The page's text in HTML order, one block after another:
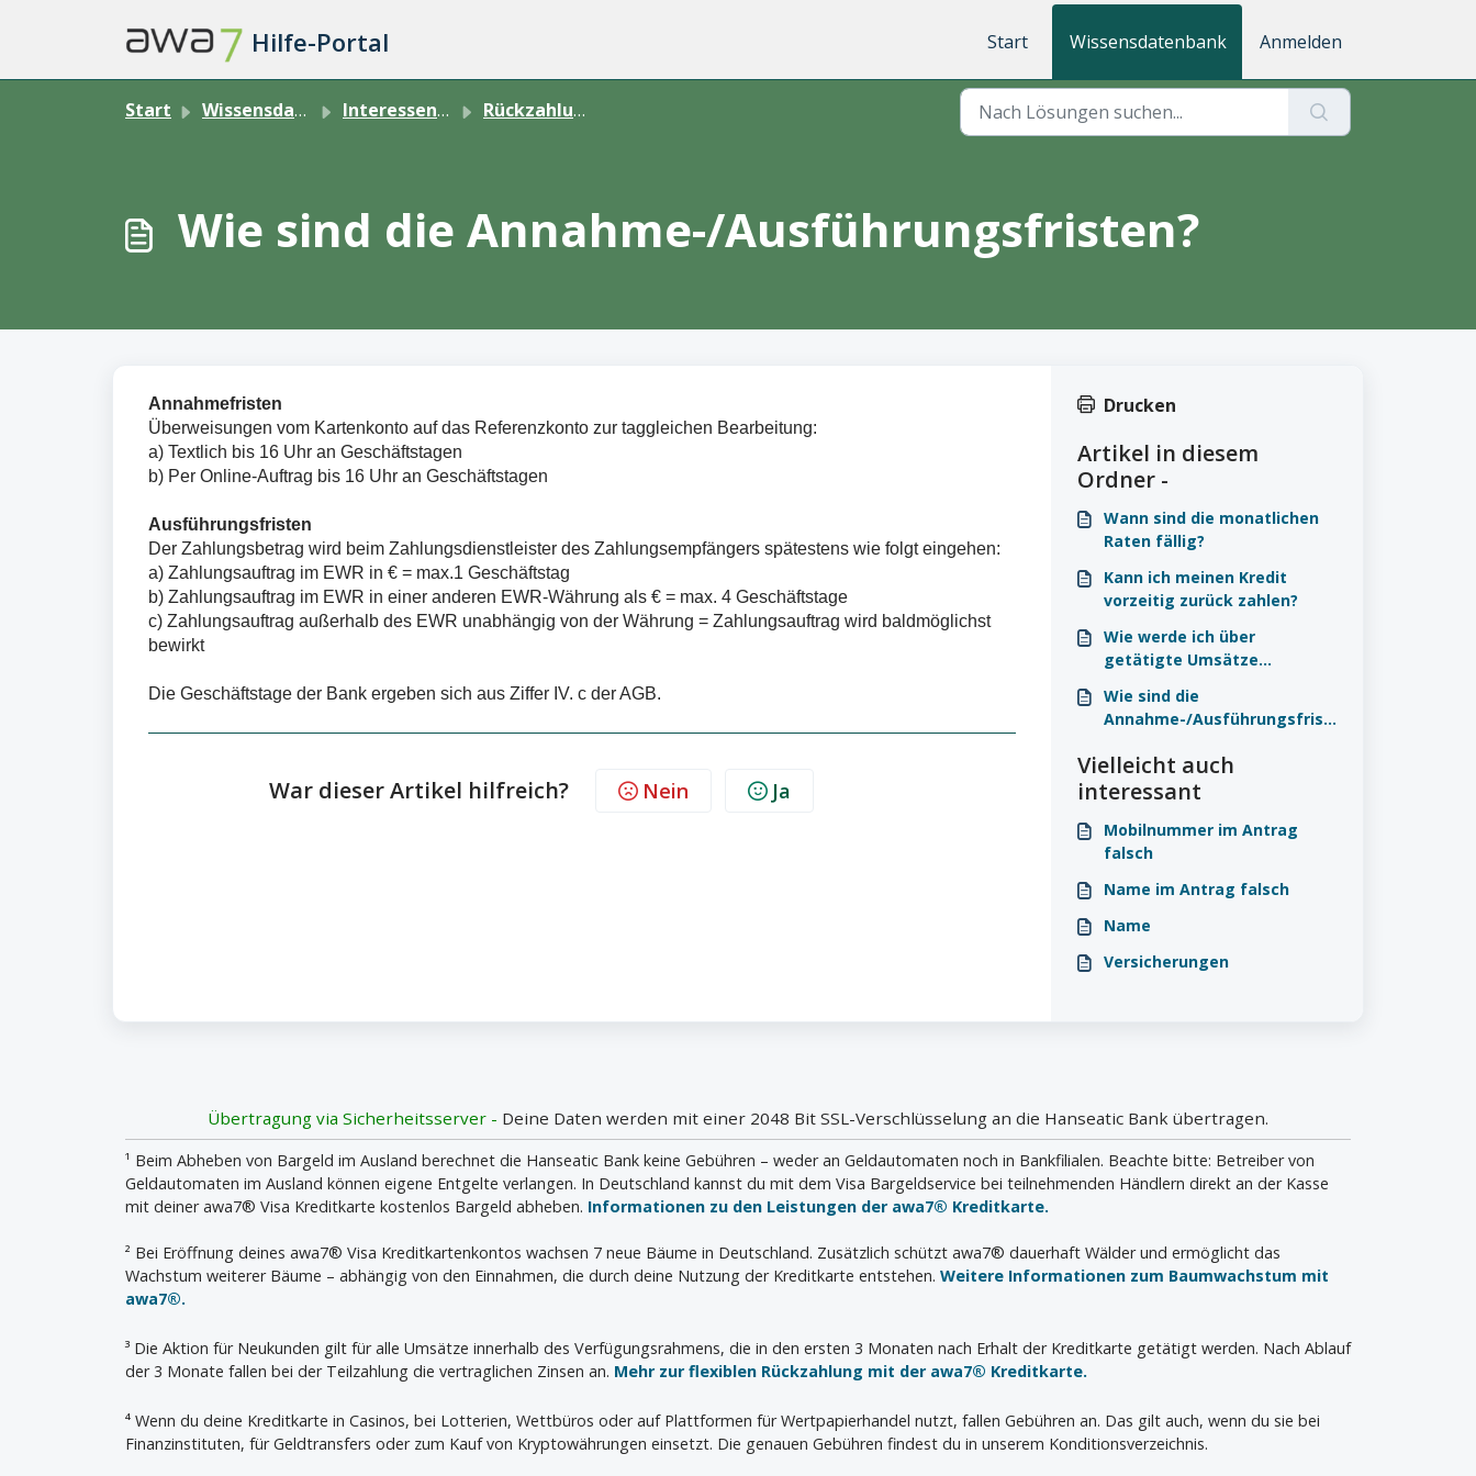
Hilfe-Portal Start Wissensdatenbank Anmelden
Start Wissensdatenbank Interessent:in Rückzahlung
Wie sind die Annahme-/Ausführungsfristen?
Annahmefristen
Überweisungen vom Kartenkonto auf das Referenzkonto zur taggleichen Bearbeitung:
a) Textlich bis 16 Uhr an Geschäftstagen
b) Per Online-Auftrag bis 16 Uhr an Geschäftstagen
Ausführungsfristen
Der Zahlungsbetrag wird beim Zahlungsdienstleister des Zahlungsempfängers spätestens wie folgt eingehen:
a) Zahlungsauftrag im EWR in € = max.1 Geschäftstag
b) Zahlungsauftrag im EWR in einer anderen EWR-Währung als € = max. 4 Geschäftstage
c) Zahlungsauftrag außerhalb des EWR unabhängig von der Währung = Zahlungsauftrag wird baldmöglichst
bewirkt
Die Geschäftstage der Bank ergeben sich aus Ziffer IV. c der AGB.
War dieser Artikel hilfreich? Nein Ja
Drucken
Artikel in diesem
Ordner -
Wann sind die monatlichen
Raten fällig?
Kann ich meinen Kredit
vorzeitig zurück zahlen?
Wie werde ich über
getätigte Umsätze
Wie sind die
Annahme-/Ausführungsfrist
Vielleicht auch
interessant
Mobilnummer im Antrag
falsch
Name im Antrag falsch
Name
Versicherungen
Übertragung via Sicherheitsserver - Deine Daten werden mit einer 2048 Bit SSL-Verschlüsselung an die Hanseatic Bank übertragen.
¹ Beim Abheben von Bargeld im Ausland berechnet die Hanseatic Bank keine Gebühren – weder an Geldautomaten noch in Bankfilialen. Beachte bitte: Betreiber von
Geldautomaten im Ausland können eigene Entgelte verlangen. In Deutschland kannst du mit dem Visa Bargeldservice bei teilnehmenden Händlern direkt an der Kasse
mit deiner awa7® Visa Kreditkarte kostenlos Bargeld abheben. Informationen zu den Leistungen der awa7® Kreditkarte.
² Bei Eröffnung deines awa7® Visa Kreditkartenkontos wachsen 7 neue Bäume in Deutschland. Zusätzlich schützt awa7® dauerhaft Wälder und ermöglicht das
Wachstum weiterer Bäume – abhängig von den Einnahmen, die durch deine Nutzung der Kreditkarte entstehen. Weitere Informationen zum Baumwachstum mit
awa7®.
³ Die Aktion für Neukunden gilt für alle Umsätze innerhalb des Verfügungsrahmens, die in den ersten 3 Monaten nach Erhalt der Kreditkarte getätigt werden. Nach Ablauf
der 3 Monate fallen bei der Teilzahlung die vertraglichen Zinsen an. Mehr zur flexiblen Rückzahlung mit der awa7® Kreditkarte.
⁴ Wenn du deine Kreditkarte in Casinos, bei Lotterien, Wettbüros oder auf Plattformen für Wertpapierhandel nutzt, fallen Gebühren an. Das gilt auch, wenn du sie bei
Finanzinstituten, für Geldtransfers oder zum Kauf von Kryptowährungen einsetzt. Die genauen Gebühren findest du in unserem Konditionsverzeichnis.